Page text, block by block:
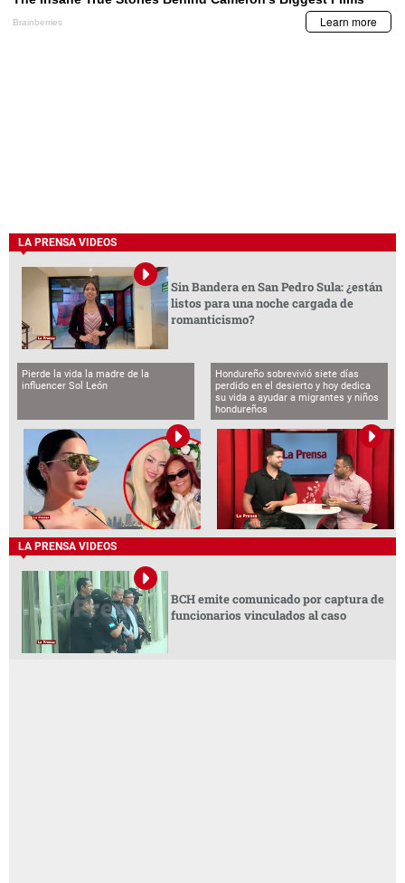
LA PRENSA VIDEOS
Sin Bandera en San Pedro Sula: ¿están
listos para una noche cargada de
romanticismo?
Pierde la vida la madre de la
influencer Sol León
Hondureño sobrevivió siete días
perdido en el desierto y hoy dedica
su vida a ayudar a migrantes y niños
hondureños
LA PRENSA VIDEOS
BCH emite comunicado por captura de
funcionarios vinculados al caso